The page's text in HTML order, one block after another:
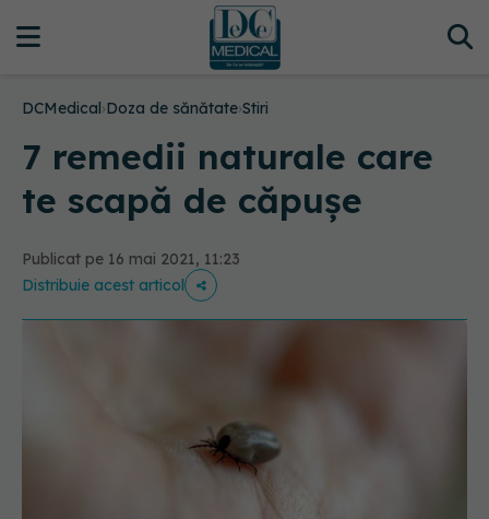
DCMedical›Doza de sănătate›Stiri
7 remedii naturale care
te scapă de căpușe
Publicat pe 16 mai 2021, 11:23
Distribuie acest articol